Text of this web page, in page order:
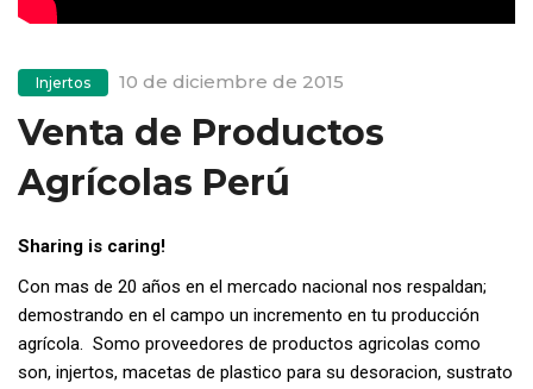
Injertos 10 de diciembre de 2015
Venta de Productos
Agrícolas Perú
Sharing is caring!
Con mas de 20 años en el mercado nacional nos respaldan;
demostrando en el campo un incremento en tu producción
agrícola. Somo proveedores de productos agricolas como
son, injertos, macetas de plastico para su desoracion, sustrato